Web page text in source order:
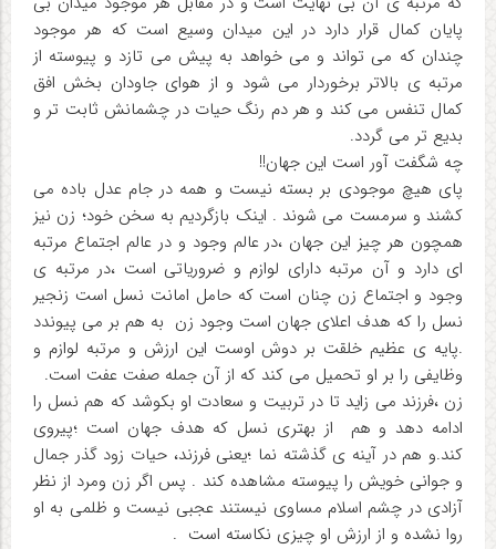
پایان کمال قرار دارد در این میدان وسیع است که هر موجود
چندان که می تواند و می خواهد به پیش می تازد و پیوسته از
مرتبه ی بالاتر برخوردار می شود و از هوای جاودان بخش افق
کمال تنفس می کند و هر دم رنگ حیات در چشمانش ثابت تر و
بدیع تر می گردد.
چه شگفت آور است این جهان!!
پای هیچ موجودی بر بسته نیست و همه در جام عدل باده می
کشند و سرمست می شوند . اینک بازگردیم به سخن خود؛ زن نیز
همچون هر چیز این جهان ،در عالم وجود و در عالم اجتماع مرتبه
ای دارد و آن مرتبه دارای لوازم و ضروریاتی است ،در مرتبه ی
وجود و اجتماع زن چنان است که حامل امانت نسل است زنجیر
نسل را که هدف اعلای جهان است وجود زن به هم بر می پیوندد
.پایه ی عظیم خلقت بر دوش اوست این ارزش و مرتبه لوازم و
وظایفی را بر او تحمیل می کند که از آن جمله صفت عفت است.
زن ،فرزند می زاید تا در تربیت و سعادت او بکوشد که هم نسل را
ادامه دهد و هم از بهتری نسل که هدف جهان است ؛پیروی
کند.و هم در آینه ی گذشته نما ؛یعنی فرزند، حیات زود گذر جمال
و جوانی خویش را پیوسته مشاهده کند . پس اگر زن ومرد از نظر
آزادی در چشم اسلام مساوی نیستند عجبی نیست و ظلمی به او
روا نشده و از ارزش او چیزی نکاسته است .